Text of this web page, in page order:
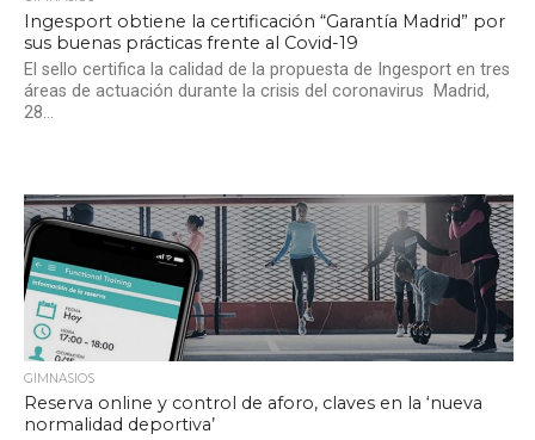
Ingesport obtiene la certificación “Garantía Madrid” por
sus buenas prácticas frente al Covid-19
El sello certifica la calidad de la propuesta de Ingesport en tres
áreas de actuación durante la crisis del coronavirus Madrid,
28...
GIMNASIOS
Reserva online y control de aforo, claves en la ‘nueva
normalidad deportiva’